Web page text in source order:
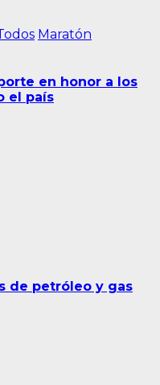
Maratón
en honor a los
el país
de petróleo y gas